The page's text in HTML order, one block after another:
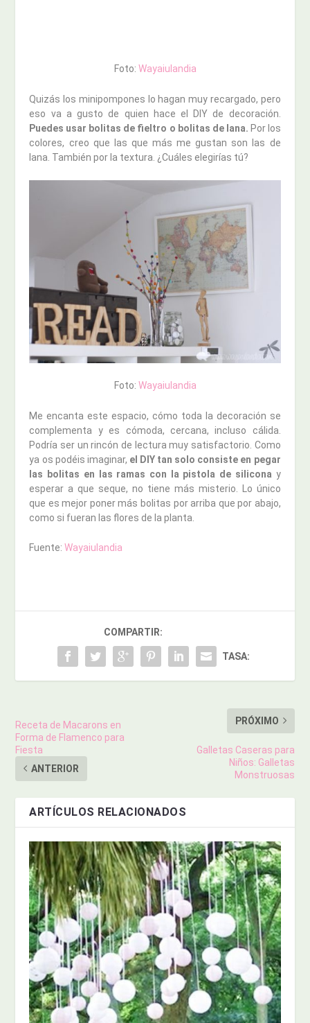
Foto: Wayaiulandia
Quizás los minipompones lo hagan muy recargado, pero
eso va a gusto de quien hace el DIY de decoración.
Puedes usar bolitas de fieltro o bolitas de lana. Por los
colores, creo que las que más me gustan son las de
lana. También por la textura. ¿Cuáles elegirías tú?
Foto: Wayaiulandia
Me encanta este espacio, cómo toda la decoración se
complementa y es cómoda, cercana, incluso cálida.
Podría ser un rincón de lectura muy satisfactorio. Como
ya os podéis imaginar, el DIY tan solo consiste en pegar
las bolitas en las ramas con la pistola de silicona y
esperar a que seque, no tiene más misterio. Lo único
que es mejor poner más bolitas por arriba que por abajo,
como si fueran las flores de la planta.
Fuente:Wayaiulandia
COMPARTIR:
TASA:
Receta de Macarons en
Forma de Flamenco para
Fiesta
ANTERIOR
PRÓXIMO
Galletas Caseras para
Niños: Galletas
Monstruosas
ARTÍCULOS RELACIONADOS